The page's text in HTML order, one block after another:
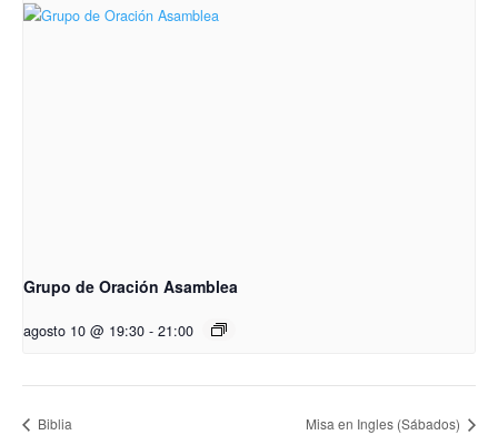
Grupo de Oración Asamblea
agosto 10 @ 19:30 - 21:00
Biblia Misa en Ingles (Sábados)